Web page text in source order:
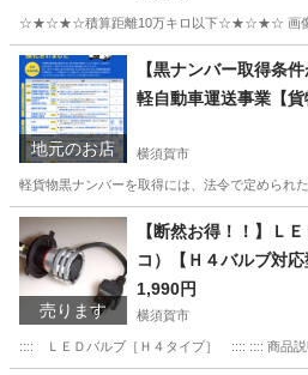
☆★☆★☆積算距離10万キロ以下☆★☆★☆ 画像お
神奈川 横浜市 横須賀駅 その他
地元のお店
【黒ナンバー取得条
軽自動車運送事業【
横須賀市
軽貨物黒ナンバーを取得には、法令で定められ
神奈川 横須賀市 その他
売ります
【断然お得！！】Ｌ
コ）【Ｈ４バルブ対応
1,990円
横須賀市
:::: ＬＥＤバルブ［Ｈ４タイプ］ :::: :::: 商品説